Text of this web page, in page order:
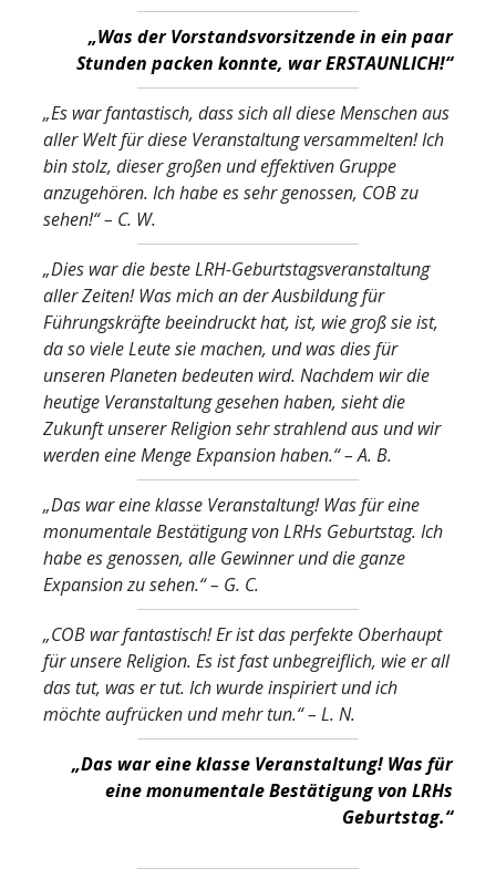
„Was der Vorstandsvorsitzende in ein paar
Stunden packen konnte, war ERSTAUNLICH!“
„Es war fantastisch, dass sich all diese Menschen aus
aller Welt für diese Veranstaltung versammelten! Ich
bin stolz, dieser großen und effektiven Gruppe
anzugehören. Ich habe es sehr genossen, COB zu
sehen!“– C. W.
„Dies war die beste LRH-Geburtstagsveranstaltung
aller Zeiten! Was mich an der Ausbildung für
Führungskräfte beeindruckt hat, ist, wie groß sie ist,
da so viele Leute sie machen, und was dies für
unseren Planeten bedeuten wird. Nachdem wir die
heutige Veranstaltung gesehen haben, sieht die
Zukunft unserer Religion sehr strahlend aus und wir
werden eine Menge Expansion haben.“– A. B.
„Das war eine klasse Veranstaltung! Was für eine
monumentale Bestätigung von LRHs Geburtstag. Ich
habe es genossen, alle Gewinner und die ganze
Expansion zu sehen.“– G. C.
„COB war fantastisch! Er ist das perfekte Oberhaupt
für unsere Religion. Es ist fast unbegreiflich, wie er all
das tut, was er tut. Ich wurde inspiriert und ich
möchte aufrücken und mehr tun.“– L. N.
„Das war eine klasse Veranstaltung! Was für
eine monumentale Bestätigung von LRHs
Geburtstag.“